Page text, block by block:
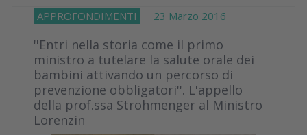
APPROFONDIMENTI 23 Marzo 2016
''Entri nella storia come il primo
ministro a tutelare la salute orale dei
bambini attivando un percorso di
prevenzione obbligatori''. L'appello
della prof.ssa Strohmenger al Ministro
Lorenzin